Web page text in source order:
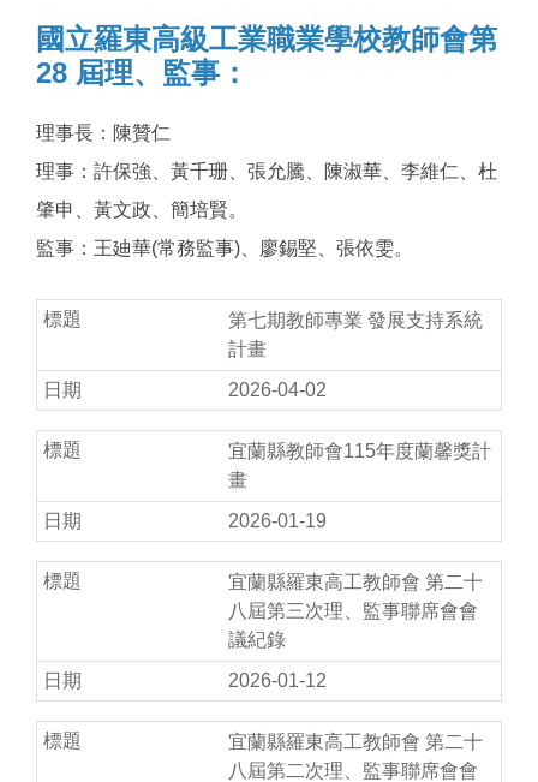
國立羅東高級工業職業學校教師會第
28 屆理、監事：
理事長：陳贊仁
理事：許保強、黃千珊、張允騰、陳淑華、李維仁、杜
肇申、黃文政、簡培賢。
監事：王廸華(常務監事)、廖錫堅、張依雯。
第七期教師專業 發展支持系統
計畫
2026-04-02
宜蘭縣教師會115年度蘭馨獎計
畫
2026-01-19
宜蘭縣羅東高工教師會 第二十
八屆第三次理、監事聯席會會
議紀錄
2026-01-12
宜蘭縣羅東高工教師會 第二十
八屆第二次理、監事聯席會會